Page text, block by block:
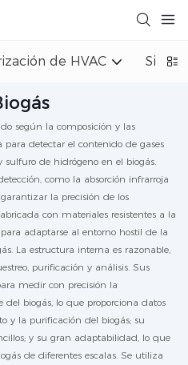
de HVAC
según la composición y las
detectar el contenido de gases
de hidrógeno en el biogás.
como la absorción infrarroja
la precisión de los
con materiales resistentes a la
adaptarse al entorno hostil de la
La estructura interna es razonable,
purificación y análisis. Sus
medir con precisión la
biogás, lo que proporciona datos
y la purificación del biogás; su
y su gran adaptabilidad, lo que
de diferentes escalas. Se utiliza